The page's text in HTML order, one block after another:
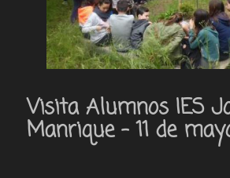
Visita Alumnos IES
Manrique – 11 de